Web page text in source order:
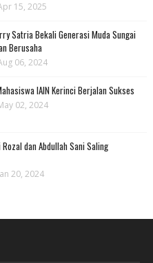
15, 2025
Satria Bekali Generasi Muda Sungai
Berusaha
06, 2024
IAIN Kerinci Berjalan Sukses
02, 2024
dan Abdullah Sani Saling
20, 2024